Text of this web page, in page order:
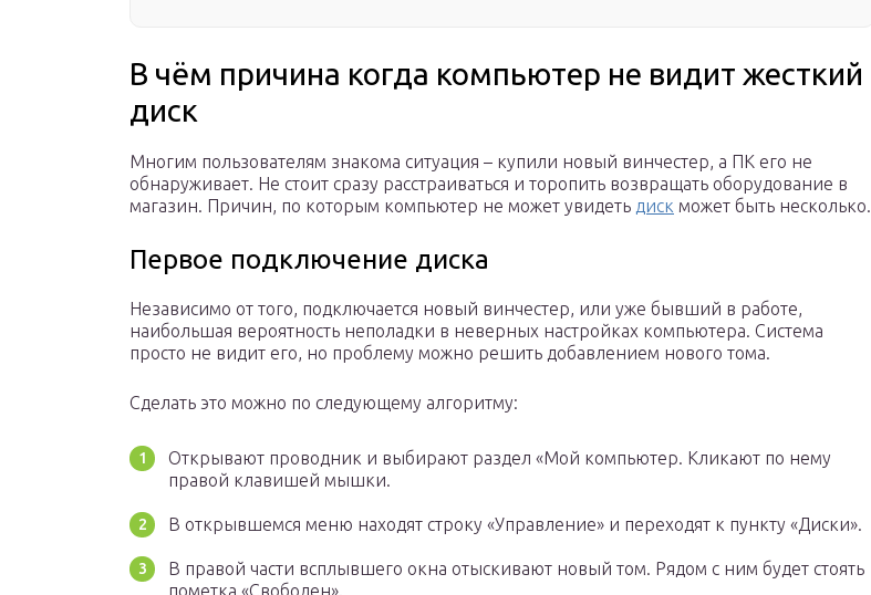
В чём причина когда компьютер не видит жесткий
диск
Многим пользователям знакома ситуация – купили новый винчестер, а ПК его не
обнаруживает. Не стоит сразу расстраиваться и торопить возвращать оборудование в
магазин. Причин, по которым компьютер не может увидеть диск может быть несколько.
Первое подключение диска
Независимо от того, подключается новый винчестер, или уже бывший в работе,
наибольшая вероятность неполадки в неверных настройках компьютера. Система
просто не видит его, но проблему можно решить добавлением нового тома.
Сделать это можно по следующему алгоритму:
Открывают проводник и выбирают раздел «Мой компьютер. Кликают по нему
правой клавишей мышки.
В открывшемся меню находят строку «Управление» и переходят к пункту «Диски».
В правой части всплывшего окна отыскивают новый том. Рядом с ним будет стоять
пометка «Свободен».